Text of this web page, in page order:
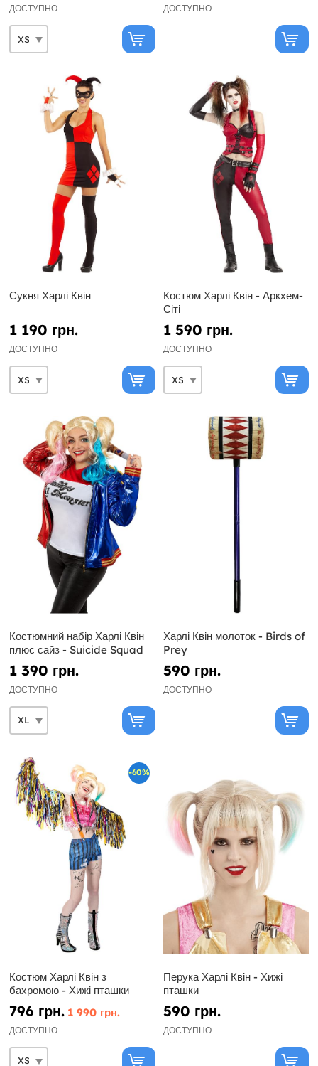
ДОСТУПНО ДОСТУПНО
Сукня Харлі Квін
1 190 грн.
ДОСТУПНО
Костюм Харлі Квін - Аркхем-
Сіті
1 590 грн.
ДОСТУПНО
Костюмний набір Харлі Квін
плюс сайз - Suicide Squad
1 390 грн.
ДОСТУПНО
Харлі Квін молоток - Birds of
Prey
590 грн.
ДОСТУПНО
-60%
Костюм Харлі Квін з
бахромою - Хижі пташки
796 грн. 1 990 грн.
ДОСТУПНО
Перука Харлі Квін - Хижі
пташки
590 грн.
ДОСТУПНО